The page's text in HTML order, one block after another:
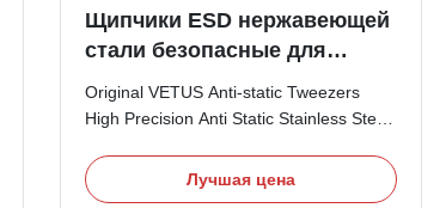
Щипчики ESD нержавеющей
стали безопасные для
точности чистой комнаты
высокой
Original VETUS Anti-static Tweezers
High Precision Anti Static Stainless Steel
Tools Product features: 1. It is made of
stainless steel; 2. Anti magnetism and
Лучшая цена